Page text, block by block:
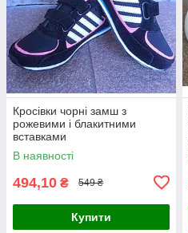
Кросівки чорні замш з
рожевими і блакитними
вставками
В наявності
494,10 ₴ 549 ₴
Купити